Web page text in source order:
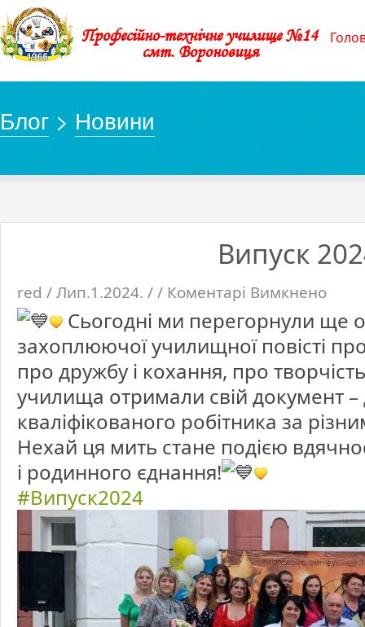
Професійно-технічне училище №14
смт. Вороновиця
Блог>Новини
Випуск
red / Лип.1.2024. / / Коментарі ВимкненоВипуск
Сьогодні ми перегорнули ще
захоплюючої училищної повісті
про дружбу і кохання, про
училища отримали свій документ
кваліфікованого робітника за
Нехай ця мить стане подією
і родинного єднання!
#Випуск2024